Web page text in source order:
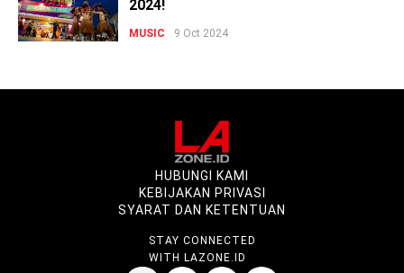
2024!
MUSIC 9 Oct 2024
HUBUNGI KAMI
KEBIJAKAN PRIVASI
SYARAT DAN KETENTUAN
STAY CONNECTED
WITH LAZONE.ID